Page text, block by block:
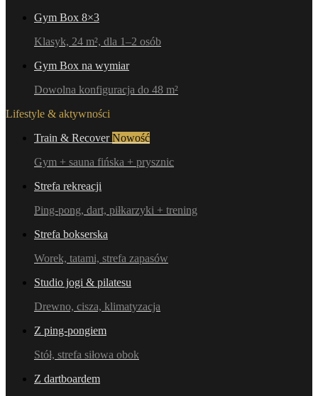
Gym Box 8×3
Klasyk, 24 m², dla 1–2 osób
Gym Box na wymiar
Dowolna konfiguracja do 48 m²
Lifestyle & aktywności
Train & Recover Nowość
Gym + sauna fińska + prysznic
Strefa rekreacji
Ping-pong, dart, piłkarzyki + trening
Strefa bokserska
Worek, tatami, strefa zapasów
Studio jogi & pilatesu
Drewno, cisza, klimatyzacja
Z ping-pongiem
Stół, strefa siłowa obok
Z dartboardem